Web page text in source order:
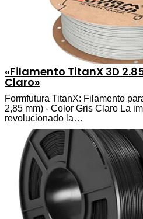
«Filamento TitanX 3D
Claro»
Formfutura TitanX: Filamento
2,85 mm) - Color Gris Claro La
revolucionado la…